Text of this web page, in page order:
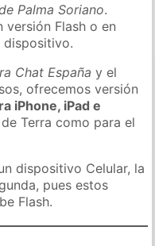
Palma Soriano.
versión Flash o en
dispositivo.
Chat España y el
ofrecemos versión
iPhone, iPad e
Terra como para el
dispositivo Celular, la
pues estos
Flash.